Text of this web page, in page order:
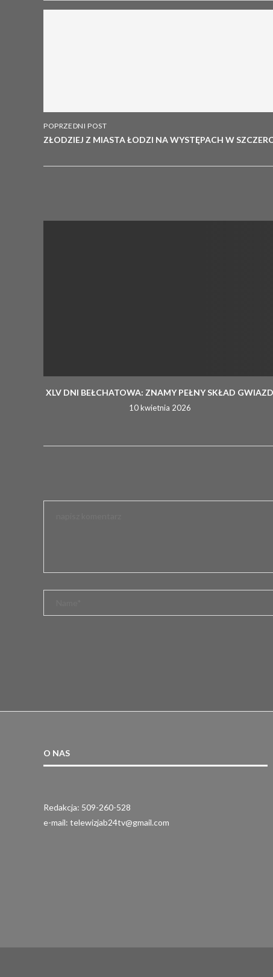
POPRZEDNI POST
ZŁODZIEJ Z MIASTA ŁODZI NA WYSTĘPACH W
XLV DNI BEŁCHATOWA: ZNAMY PEŁNY SKŁAD GWIAZD
10 kwietnia 2026
O NAS
Redakcja: 509-260-528
e-mail: telewizjab24tv@gmail.com